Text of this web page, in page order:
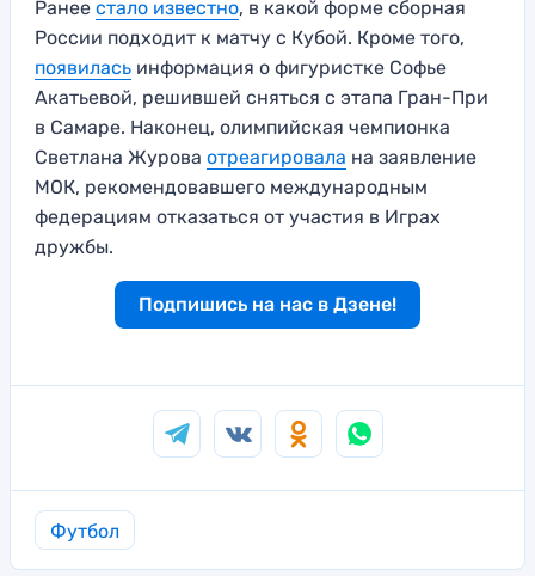
Ранее стало известно, в какой форме сборная
России подходит к матчу с Кубой. Кроме того,
появилась информация о фигуристке Софье
Акатьевой, решившей сняться с этапа Гран-При
в Самаре. Наконец, олимпийская чемпионка
Светлана Журова отреагировала на заявление
МОК, рекомендовавшего международным
федерациям отказаться от участия в Играх
дружбы.
Подпишись на нас в Дзене!
Футбол